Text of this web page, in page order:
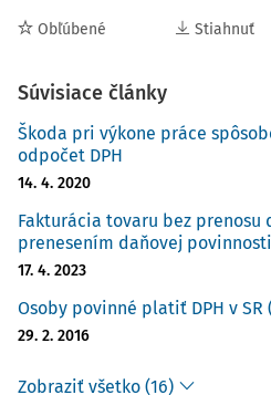
Obľúbené Stiahnuť
Súvisiace články
Škoda pri výkone práce
odpočet DPH
14. 4. 2020
Fakturácia tovaru bez prenosu
prenesením daňovej povinnosti
17. 4. 2023
Osoby povinné platiť DPH v SR
29. 2. 2016
Zobraziť všetko (16)